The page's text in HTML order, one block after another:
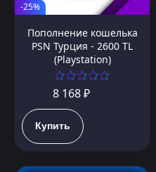
-25%
Пополнение кошелька
PSN Турция - 2600 TL
(Playstation)
8 168 ₽
Купить